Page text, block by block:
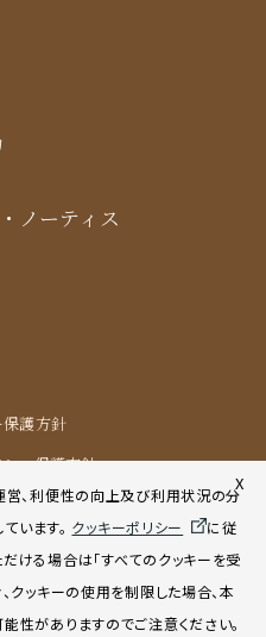
ノーティス
護方針
ー保護方針
X
営、利便性の向上及び利用状況の分
ています。 クッキーポリシー
に従
ける場合は「すべてのクッキーを受
クッキーの使用を制限した場合、本
性がありますのでご注意ください。